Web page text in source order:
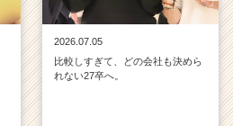
2026.07.05
比較しすぎて、どの会社も決めら
れない27卒へ。